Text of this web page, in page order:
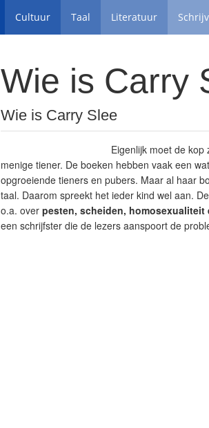
Cultuur Taal Literatuur
Wie is Carry
Wie is Carry Slee
Eigenlijk moet de kop
menige tiener. De boeken hebben vaak een
opgroeiende tieners en pubers. Maar al haar
taal. Daarom spreekt het ieder kind wel aan.
o.a. over pesten, scheiden, homosexualiteit
een schrijfster die de lezers aanspoort de